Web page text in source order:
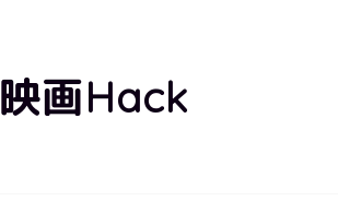
映画Hack